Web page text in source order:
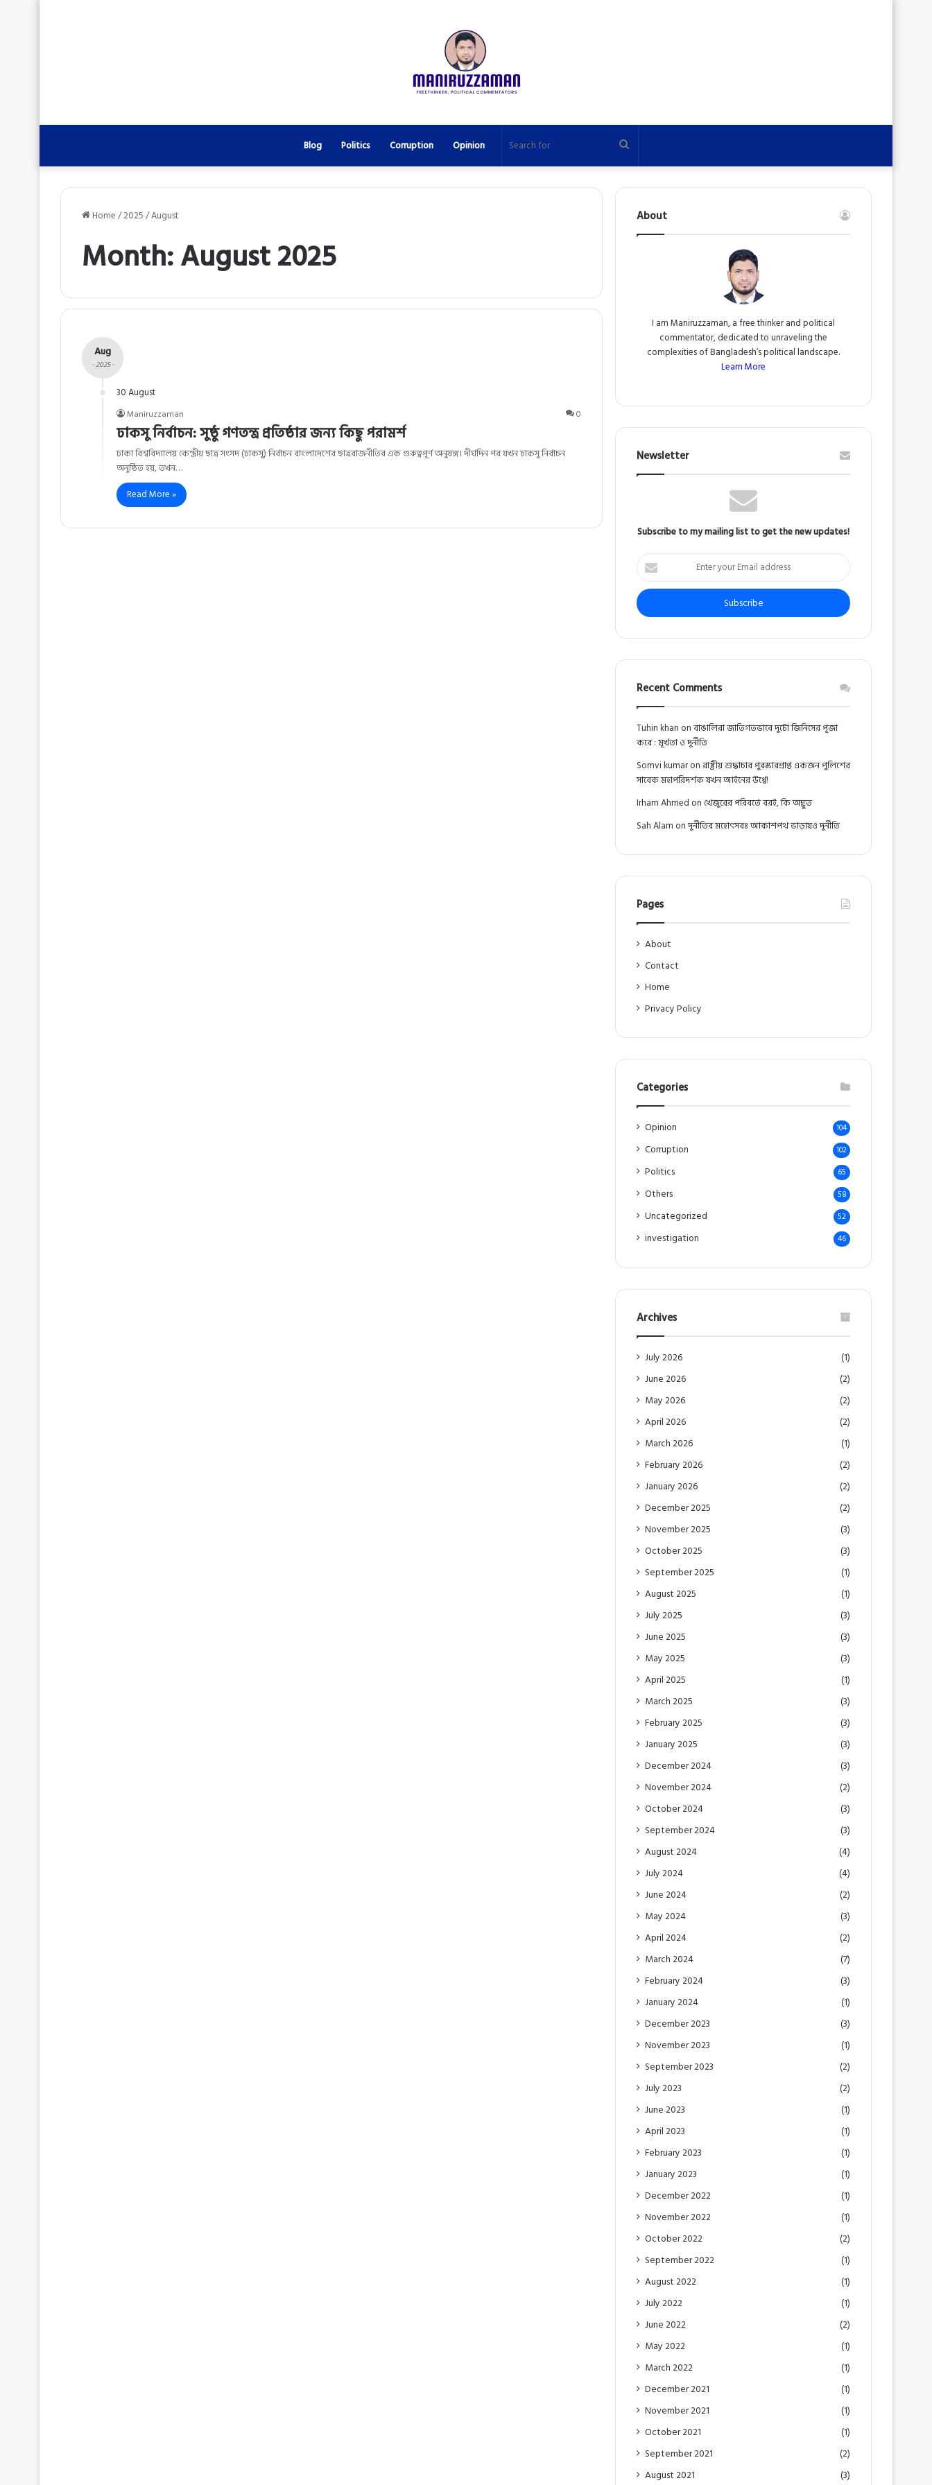
Blog Politics Corruption Opinion Search
for
Home/2025/August
Month:August 2025
Aug
- 2025 -
30 August
Maniruzzaman 0
ঢাকসু নির্বাচন: সুষ্ঠু গণতন্ত্র প্রতিষ্ঠার জন্য কিছু পরামর্শ
ঢাকা বিশ্ববিদ্যালয় কেন্দ্রীয় ছাত্র সংসদ (ঢাকসু) নির্বাচন বাংলাদেশের ছাত্ররাজনীতির এক গুরুত্বপূর্ণ অনুষঙ্গ। দীর্ঘদিন পর যখন ঢাকসু নির্বাচন
অনুষ্ঠিত হয়, তখন…
Read More »
About
I am Maniruzzaman, a free thinker and political
commentator, dedicated to unraveling the
complexities of Bangladesh’s political landscape.
Learn More
Newsletter
Subscribe to my mailing list to get the new updates!
Enter
your
Email
address
Recent Comments
Tuhin khan onবাঙালিরা জাতিগতভাবে দুটো জিনিসের পূজা
করে : মূর্খতা ও দুর্নীতি
Somvi kumaronরাষ্ট্রীয় শুদ্ধাচার পুরস্কারপ্রাপ্ত একজন পুলিশের
সাবেক মহাপরিদর্শক যখন আইনের উর্ধ্বে!
Irham Ahmed on খেজুরের পরিবর্তে বরই, কি অদ্ভুত
Sah Alam onদুর্নীতির মহোৎসবঃ আকাশপথ ভাড়ায়ও দুর্নীতি
Pages
About
Contact
Home
Privacy Policy
Categories
Opinion 104
Corruption 102
Politics 65
Others 58
Uncategorized 52
investigation 46
Archives
July 2026
(1)
June 2026
(2)
May 2026
(2)
April 2026
(2)
March 2026
(1)
February 2026
(2)
January 2026
(2)
December 2025
(2)
November 2025
(3)
October 2025
(3)
September 2025
(1)
August 2025
(1)
July 2025
(3)
June 2025
(3)
May 2025
(3)
April 2025
(1)
March 2025
(3)
February 2025
(3)
January 2025
(3)
December 2024
(3)
November 2024
(2)
October 2024
(3)
September 2024
(3)
August 2024
(4)
July 2024
(4)
June 2024
(2)
May 2024
(3)
April 2024
(2)
March 2024
(7)
February 2024
(3)
January 2024
(1)
December 2023
(3)
November 2023
(1)
September 2023
(2)
July 2023
(2)
June 2023
(1)
April 2023
(1)
February 2023
(1)
January 2023
(1)
December 2022
(1)
November 2022
(1)
October 2022
(2)
September 2022
(1)
August 2022
(1)
July 2022
(1)
June 2022
(2)
May 2022
(1)
March 2022
(1)
December 2021
(1)
November 2021
(1)
October 2021
(1)
September 2021
(2)
August 2021
(3)